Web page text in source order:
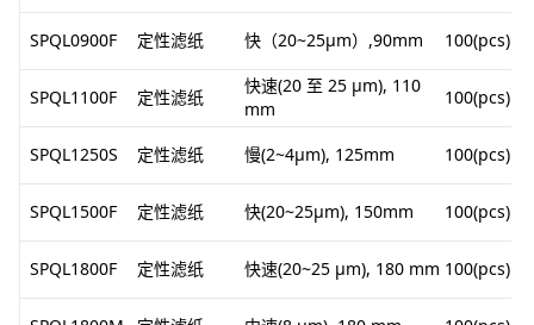
SPQL0900F 定性滤纸 快（20~25μm）,90mm 100(pcs)
SPQL1100F 定性滤纸
快速(20 至 25 μm), 110
mm
100(pcs)
SPQL1250S 定性滤纸 慢(2~4μm), 125mm 100(pcs)
SPQL1500F 定性滤纸 快(20~25μm), 150mm 100(pcs)
SPQL1800F 定性滤纸 快速(20~25 μm), 180 mm 100(pcs)